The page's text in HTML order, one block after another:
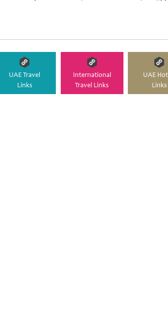
UAE Travel
Links
International
Travel Links
UAE
Links